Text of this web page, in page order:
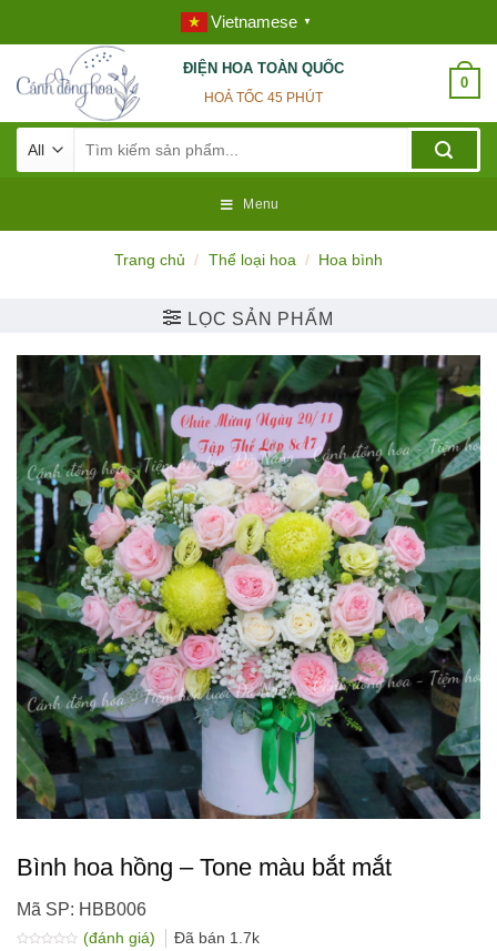
to
content
Vietnamese ▼
ĐIỆN HOA TOÀN QUỐC
HOẢ TỐC 45 PHÚT
0
kiếm:
Menu
Trang chủ / Thể loại hoa / Hoa bình
LỌC SẢN PHẨM
Bình hoa hồng – Tone màu bắt mắt
Mã SP: HBB006
(đánh giá) Đã bán 1.7k